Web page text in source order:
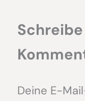
Deine E-